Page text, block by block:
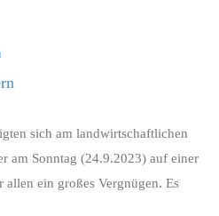
sich am landwirtschaftlichen
am Sonntag (24.9.2023) auf einer
ein großes Vergnügen. Es